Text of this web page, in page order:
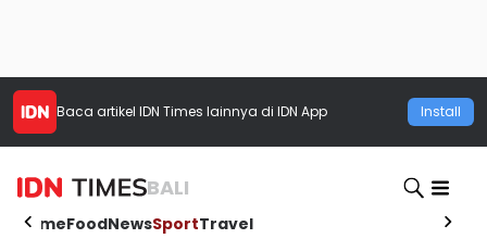
Baca artikel IDN Times lainnya di IDN App Install
BALI
HomeFoodNewsSportTravel